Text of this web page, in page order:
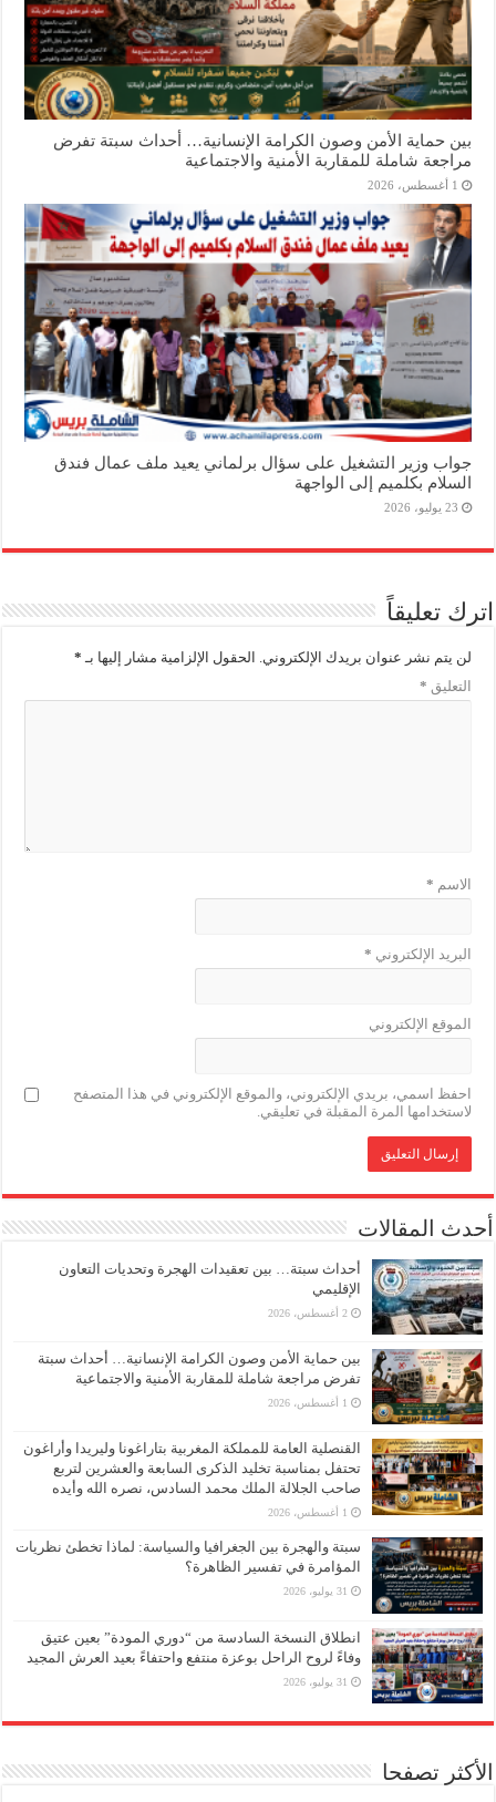
بين حماية الأمن وصون الكرامة الإنسانية… أحداث سبتة تفرض
مراجعة شاملة للمقاربة الأمنية والاجتماعية
1 أغسطس، 2026
جواب وزير التشغيل على سؤال برلماني يعيد ملف عمال فندق
السلام بكلميم إلى الواجهة
23 يوليو، 2026
اترك تعليقاً
لن يتم نشر عنوان بريدك الإلكتروني. الحقول الإلزامية مشار إليها بـ *
التعليق *
الاسم *
البريد الإلكتروني *
الموقع الإلكتروني
احفظ اسمي، بريدي الإلكتروني، والموقع الإلكتروني في هذا المتصفح
لاستخدامها المرة المقبلة في تعليقي.
أحدث المقالات
أحداث سبتة… بين تعقيدات الهجرة وتحديات التعاون
الإقليمي
2 أغسطس، 2026
بين حماية الأمن وصون الكرامة الإنسانية… أحداث سبتة
تفرض مراجعة شاملة للمقاربة الأمنية والاجتماعية
1 أغسطس، 2026
القنصلية العامة للمملكة المغربية بتاراغونا وليريدا وأراغون
تحتفل بمناسبة تخليد الذكرى السابعة والعشرين لتربع
صاحب الجلالة الملك محمد السادس، نصره الله وأيده
1 أغسطس، 2026
سبتة والهجرة بين الجغرافيا والسياسة: لماذا تخطئ نظريات
المؤامرة في تفسير الظاهرة؟
31 يوليو، 2026
انطلاق النسخة السادسة من “دوري المودة” بعين عتيق
وفاءً لروح الراحل بوعزة منتفع واحتفاءً بعيد العرش المجيد
31 يوليو، 2026
الأكثر تصفحا